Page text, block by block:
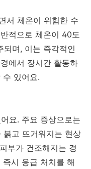
서 체온이 위험한 수
적으로 체온이 40도
되며, 이는 즉각적인
에서 장시간 활동하
수 있어요.
요. 주요 증상으로는
붉고 뜨거워지는 현상
부가 건조해지는 경
시 응급 처치를 해